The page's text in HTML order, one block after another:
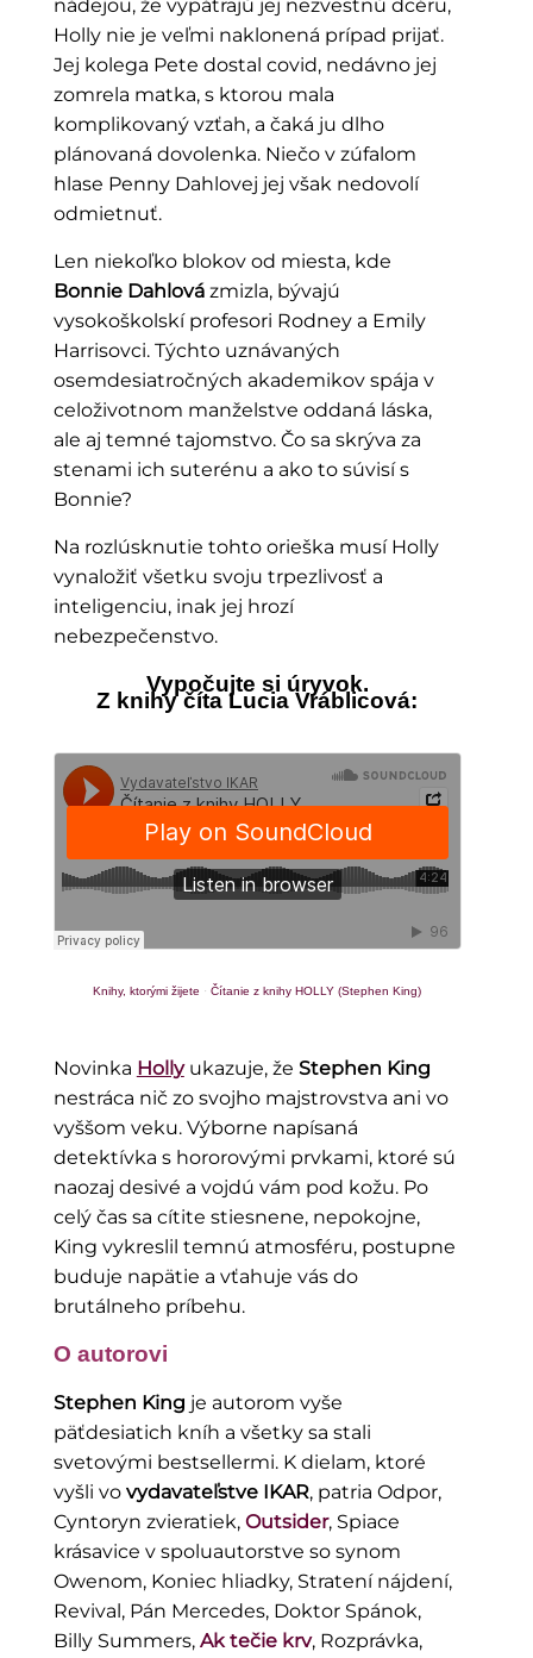
nádejou, že vypátrajú jej nezvestnú dcéru,
Holly nie je veľmi naklonená prípad prijať.
Jej kolega Pete dostal covid, nedávno jej
zomrela matka, s ktorou mala
komplikovaný vzťah, a čaká ju dlho
plánovaná dovolenka. Niečo v zúfalom
hlase Penny Dahlovej jej však nedovolí
odmietnuť.
Len niekoľko blokov od miesta, kde
Bonnie Dahlovázmizla, bývajú
vysokoškolskí profesori Rodney a Emily
Harrisovci. Týchto uznávaných
osemdesiatročných akademikov spája v
celoživotnom manželstve oddaná láska,
ale aj temné tajomstvo. Čo sa skrýva za
stenami ich suterénu a ako to súvisí s
Bonnie?
Na rozlúsknutie tohto orieška musí Holly
vynaložiť všetku svoju trpezlivosť a
inteligenciu, inak jej hrozí
nebezpečenstvo.
Vypočujte si úryvok.
Z knihy číta Lucia Vráblicová:
Knihy, ktorými žijete ·Čítanie z knihy HOLLY (Stephen King)
Novinka Holly ukazuje, že Stephen King
nestráca nič zo svojho majstrovstva ani vo
vyššom veku. Výborne napísaná
detektívka s hororovými prvkami, ktoré sú
naozaj desivé a vojdú vám pod kožu. Po
celý čas sa cítite stiesnene, nepokojne,
King vykreslil temnú atmosféru, postupne
buduje napätie a vťahuje vás do
brutálneho príbehu.
O autorovi
Stephen King je autorom vyše
päťdesiatich kníh a všetky sa stali
svetovými bestsellermi. K dielam, ktoré
vyšli vo vydavateľstve IKAR, patria Odpor,
Cyntoryn zvieratiek, Outsider, Spiace
krásavice v spoluautorstve so synom
Owenom, Koniec hliadky, Stratení nájdení,
Revival, Pán Mercedes, Doktor Spánok,
Billy Summers, Ak tečie krv, Rozprávka,